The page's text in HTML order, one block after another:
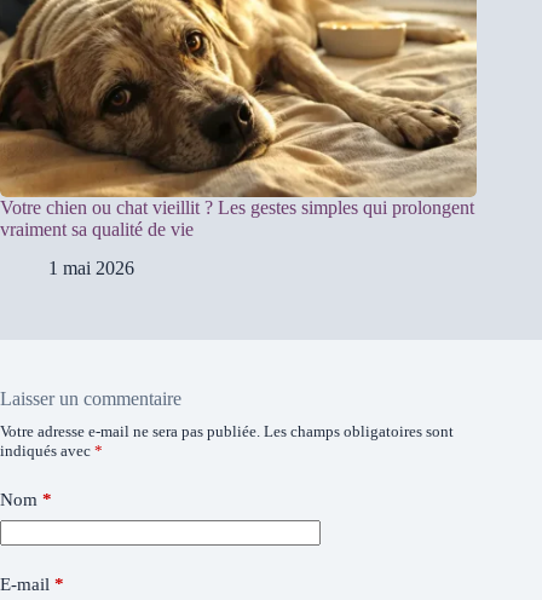
Votre chien ou chat vieillit ? Les gestes simples qui prolongent
vraiment sa qualité de vie
1 mai 2026
Laisser un commentaire
Votre adresse e-mail ne sera pas publiée. Les champs obligatoires sont
indiqués avec *
Nom *
E-mail *